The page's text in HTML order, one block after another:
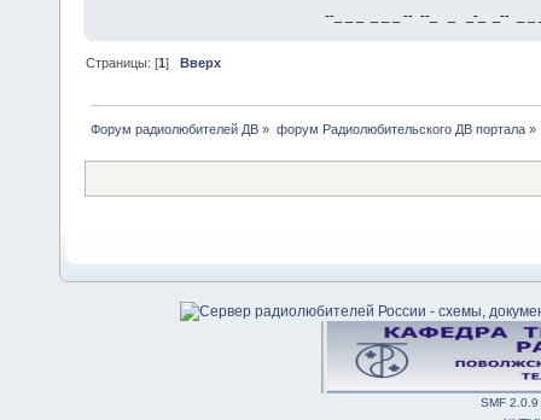
--_ _ _ _ _ _ -- --_ _ _-_ _-- _ _
Страницы: [1]Вверх
Форум радиолюбителей ДВ » форум Радиолюбительского ДВ портала»
SMF 2.0.9